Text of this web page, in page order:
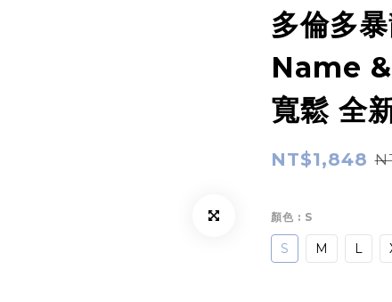
多倫多
Name
寬鬆 全
NT$1,848
顏色 : S
S M L